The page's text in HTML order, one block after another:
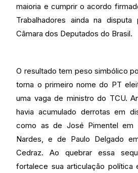
maioria e cumprir o acordo
Trabalhadores ainda na disputa
Câmara dos Deputados do Brasil.
O resultado tem peso simbólico
torna o primeiro nome do PT
uma vaga de ministro do TCU.
havia acumulado derrotas em
como as de José Pimentel em
Nardes, e de Paulo Delgado
Cedraz. Ao quebrar essa
fortalece sua articulação política